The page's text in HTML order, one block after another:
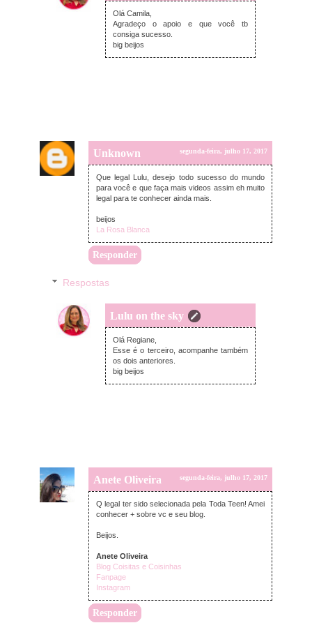
segunda-feira, julho 17, 2017
Olá Camila,
Agradeço o apoio e que você tb
consiga sucesso.
big beijos
Unknown segunda-feira, julho 17, 2017
Que legal Lulu, desejo todo sucesso do mundo
para você e que faça mais videos assim eh muito
legal para te conhecer ainda mais.
beijos
La Rosa Blanca
Responder
Respostas
Lulu on the sky
segunda-feira, julho 17, 2017
Olá Regiane,
Esse é o terceiro, acompanhe também
os dois anteriores.
big beijos
Anete Oliveira segunda-feira, julho 17, 2017
Q legal ter sido selecionada pela Toda Teen! Amei
conhecer + sobre vc e seu blog.
Beijos.
Anete Oliveira
Blog Coisitas e Coisinhas
Fanpage
Instagram
Responder